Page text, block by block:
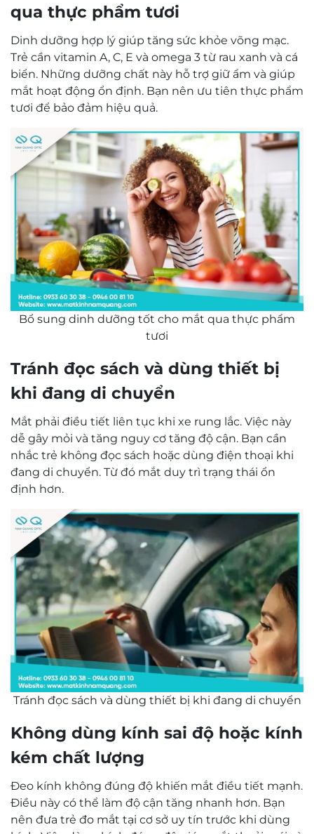
qua thực phẩm tươi
Dinh dưỡng hợp lý giúp tăng sức khỏe võng mạc.
Trẻ cần vitamin A, C, E và omega 3 từ rau xanh và cá
biển. Những dưỡng chất này hỗ trợ giữ ẩm và giúp
mắt hoạt động ổn định. Bạn nên ưu tiên thực phẩm
tươi để bảo đảm hiệu quả.
Bổ sung dinh dưỡng tốt cho mắt qua thực phẩm
tươi
Tránh đọc sách và dùng thiết bị
khi đang di chuyển
Mắt phải điều tiết liên tục khi xe rung lắc. Việc này
dễ gây mỏi và tăng nguy cơ tăng độ cận. Bạn cần
nhắc trẻ không đọc sách hoặc dùng điện thoại khi
đang di chuyển. Từ đó mắt duy trì trạng thái ổn
định hơn.
Tránh đọc sách và dùng thiết bị khi đang di chuyển
Không dùng kính sai độ hoặc kính
kém chất lượng
Đeo kính không đúng độ khiến mắt điều tiết mạnh.
Điều này có thể làm độ cận tăng nhanh hơn. Bạn
nên đưa trẻ đo mắt tại cơ sở uy tín trước khi dùng